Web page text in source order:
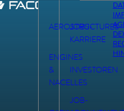
AEROSTRUCTURES
ENGINES
&
NACELLES
JOBS-
KARRIERE
INVESTOREN
JOB-